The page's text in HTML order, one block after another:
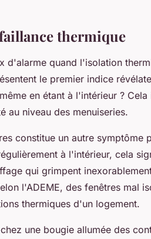
thermique
d'alarme quand l'isolation
le premier indice
en étant à l'intérieur ? Cela
au niveau des menuiseries.
constitue un autre symptôme
à l'intérieur, cela
qui grimpent
l'ADEME, des fenêtres mal
thermiques d'un logement.
une bougie allumée des